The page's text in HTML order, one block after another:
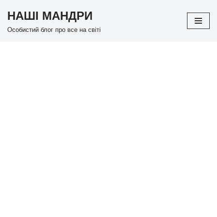
Перейти
НАШІ МАНДРИ
Особистий блог про все на світі